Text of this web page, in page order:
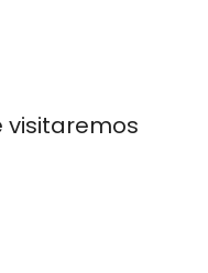
visitaremos